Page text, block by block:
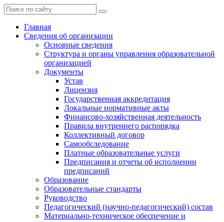
Главная
Сведения об организации
Основные сведения
Структура и органы управления образовательной
организацией
Документы
Устав
Лицензия
Государственная аккредитация
Локальные нормативные акты
Финансово-хозяйственная деятельность
Правила внутреннего распорядка
Коллективный договор
Самообследование
Платные образовательные услуги
Предписания и отчеты об исполнении
предписаний
Образование
Образовательные стандарты
Руководство
Педагогический (научно-педагогический) состав
Материально-техническое обеспечение и